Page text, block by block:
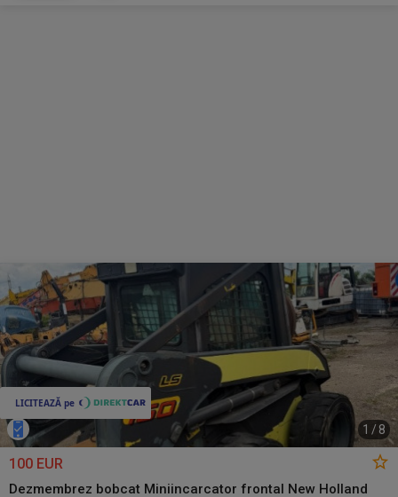
1 / 8
100 EUR
Dezmembrez bobcat Miniincarcator frontal New Holland